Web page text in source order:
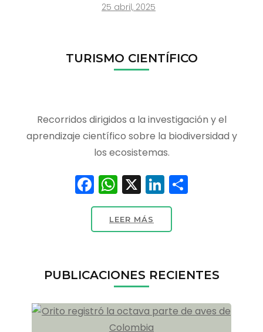
25 abril, 2025
TURISMO CIENTÍFICO
Recorridos dirigidos a la investigación y el
aprendizaje científico sobre la biodiversidad y
los ecosistemas.
Facebook
WhatsApp
X LinkedIn
LEER MÁS
PUBLICACIONES RECIENTES